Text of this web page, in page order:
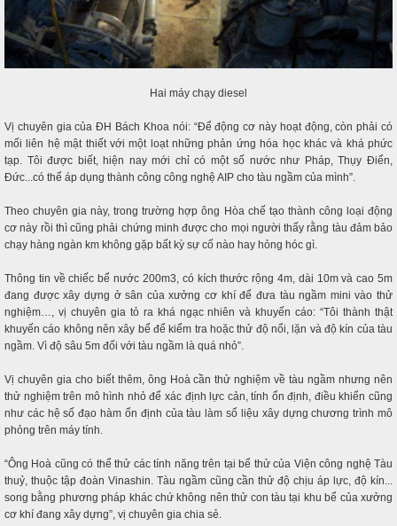
Hai máy chạy diesel
Vị chuyên gia của ĐH Bách Khoa nói: “Để động cơ này hoạt động, còn phải có
mối liên hệ mật thiết với một loạt những phản ứng hóa học khác và khá phức
tạp. Tôi được biết, hiện nay mới chỉ có một số nước như Pháp, Thụy Điển,
Đức...có thể áp dụng thành công công nghệ AIP cho tàu ngầm của mình”.
Theo chuyên gia này, trong trường hợp ông Hòa chế tạo thành công loại động
cơ này rồi thì cũng phải chứng minh được cho mọi người thấy rằng tàu đảm bảo
chạy hàng ngàn km không gặp bất kỳ sự cố nào hay hỏng hóc gì.
Thông tin về chiếc bể nước 200m3, có kích thước rộng 4m, dài 10m và cao 5m
đang được xây dựng ở sân của xưởng cơ khí để đưa tàu ngầm mini vào thử
nghiệm…, vị chuyên gia tỏ ra khá ngạc nhiên và khuyến cáo: “Tôi thành thật
khuyến cáo không nên xây bể để kiểm tra hoặc thử độ nổi, lặn và độ kín của tàu
ngầm. Vì độ sâu 5m đối với tàu ngầm là quá nhỏ”.
Vị chuyên gia cho biết thêm, ông Hoà cần thử nghiệm về tàu ngầm nhưng nên
thử nghiệm trên mô hình nhỏ để xác định lực cản, tính ổn định, điều khiển cũng
như các hệ số đạo hàm ổn định của tàu làm số liệu xây dựng chương trình mô
phỏng trên máy tính.
“Ông Hoà cũng có thể thử các tính năng trên tại bể thử của Viện công nghệ Tàu
thuỷ, thuộc tập đoàn Vinashin. Tàu ngầm cũng cần thử độ chịu áp lực, độ kín...
song bằng phương pháp khác chứ không nên thử con tàu tại khu bể của xưởng
cơ khí đang xây dựng”, vị chuyên gia chia sẻ.